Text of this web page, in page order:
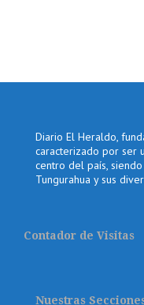
Diario El Heraldo,
caracterizado por ser
centro del país,
Tungurahua y sus
Contador de Visitas
Nuestras